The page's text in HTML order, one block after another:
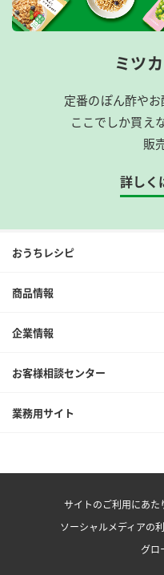
ミツ
定番のぽん酢やお
ここでしか買え
販
詳しく
おうちレシピ
商品情報
企業情報
お客様相談センター
業務用サイト
サイトのご利用にあ
ソーシャルメディアの
グロ